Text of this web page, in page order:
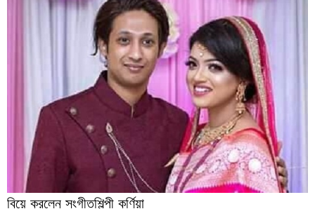
বিয়ে করলেন সংগীতশিল্পী কর্ণিয়া